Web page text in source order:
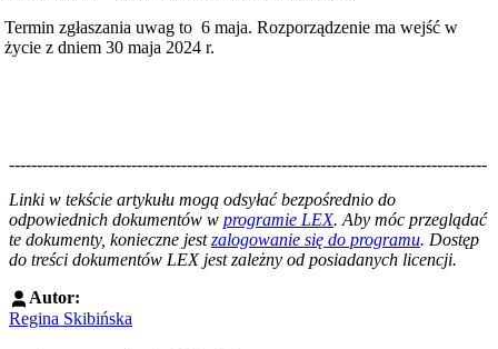
Termin zgłaszania uwag to 6 maja. Rozporządzenie ma wejść w
życie z dniem 30 maja 2024 r.
--------------------------------------------------------------------------------------
Linki w tekście artykułu mogą odsyłać bezpośrednio do
odpowiednich dokumentów w programie LEX. Aby móc przeglądać
te dokumenty, konieczne jestzalogowanie się do programu. Dostęp
do treści dokumentów LEX jest zależny od posiadanych licencji.
Autor:
Regina Skibińska